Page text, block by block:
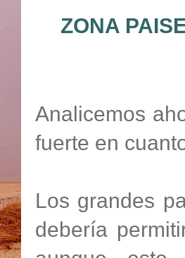
ZONA
Analicemos
fuerte en
Los grandes
debería